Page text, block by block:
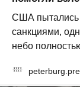
США пытались
санкциями,
небо